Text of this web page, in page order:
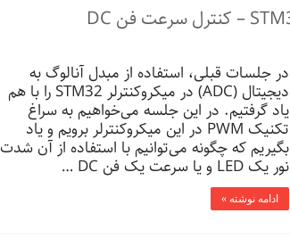
در جلسات قبلی، استفاده از مبدل آنالوگ به
دیجیتال (ADC) در میکروکنترلر STM32 را با هم
یاد گرفتیم. در این جلسه می‌خواهیم به سراغ
تکنیک PWM در این میکروکنترلر برویم و یاد
بگیریم که چگونه می‌توانیم با استفاده از آن شدت
نور یک LED و یا سرعت یک فن DC …
ادامه نوشته »